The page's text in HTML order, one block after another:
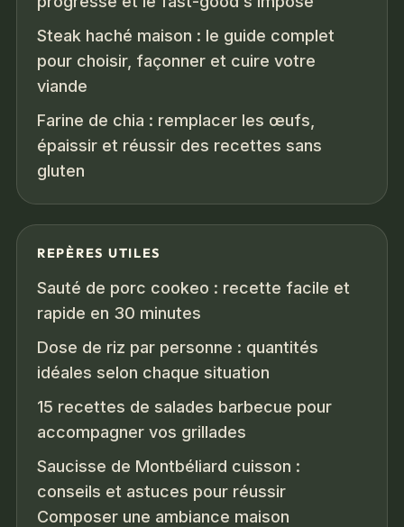
Steak haché maison : le guide complet
pour choisir, façonner et cuire votre
viande
Farine de chia : remplacer les œufs,
épaissir et réussir des recettes sans
gluten
REPÈRES UTILES
Sauté de porc cookeo : recette facile et
rapide en 30 minutes
Dose de riz par personne : quantités
idéales selon chaque situation
15 recettes de salades barbecue pour
accompagner vos grillades
Saucisse de Montbéliard cuisson :
conseils et astuces pour réussir
Composer une ambiance maison